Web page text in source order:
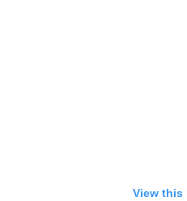
View this